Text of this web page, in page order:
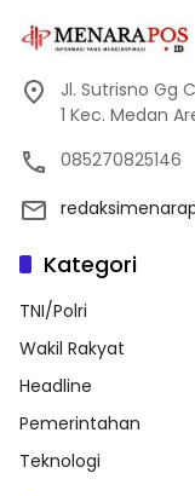
Jl. Sutrisno Gg
1 Kec. Medan
085270825146
Kategori
TNI/Polri
Wakil Rakyat
Headline
Pemerintahan
Teknologi